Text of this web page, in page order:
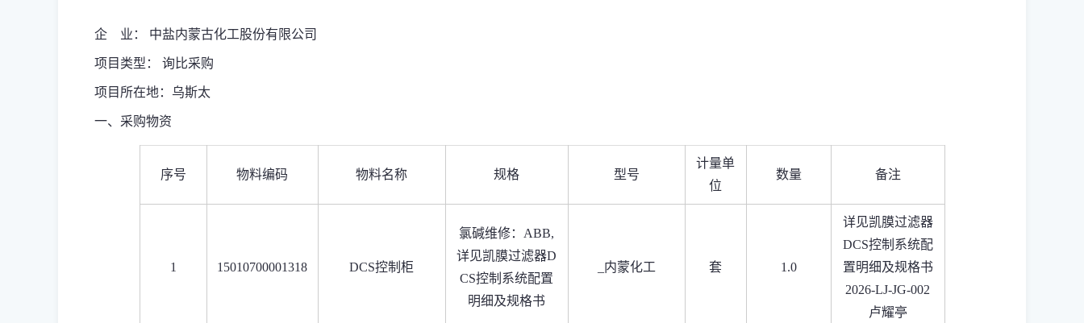
企 业： 中盐内蒙古化工股份有限公司
项目类型： 询比采购
项目所在地：乌斯太
一、采购物资
序号 物料编码 物料名称 规格 型号
计量单
位
数量 备注
1 15010700001318 DCS控制柜
氯碱维修：ABB,
详见凯膜过滤器D
CS控制系统配置
明细及规格书
_内蒙化工 套 1.0
详见凯膜过滤器
DCS控制系统配
置明细及规格书
2026-LJ-JG-002
卢耀亭